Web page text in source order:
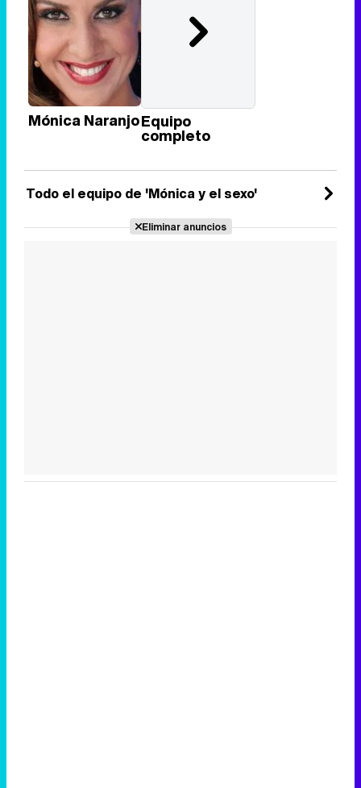
Mónica NaranjoEquipo
completo
Todo el equipo de 'Mónica y el sexo'
Eliminar anuncios